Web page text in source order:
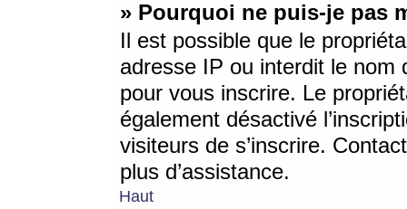
» Pourquoi ne puis-je pas
Il est possible que le
adresse IP ou interdit le nom
pour vous inscrire. Le
également désactivé
visiteurs de s’inscrire.
plus d’assistance.
Haut